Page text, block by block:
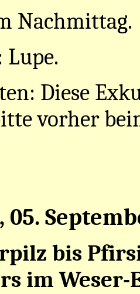
Nachmittag.
Diese
vorher
05.
bis
im Weser-